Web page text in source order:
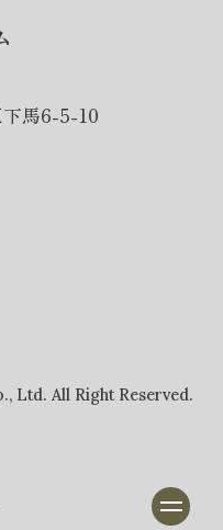
馬6-5-10
Ltd. All Right Reserved.